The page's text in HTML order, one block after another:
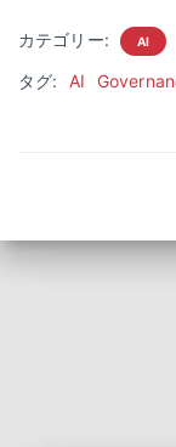
カテゴリー: AI
タグ: AI